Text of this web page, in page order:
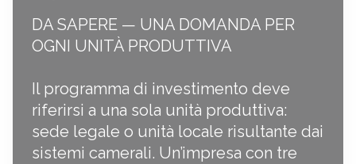
DA SAPERE — UNA DOMANDA PER
OGNI UNITÀ PRODUTTIVA
Il programma di investimento deve
riferirsi a una sola unità produttiva:
sede legale o unità locale risultante dai
sistemi camerali. Un’impresa con tre